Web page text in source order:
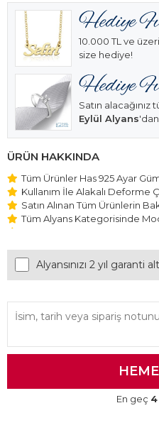
10.000 TL ve
size hediye!
Satın alacağınız
Eylül Alyans
ÜRÜN HAKKINDA
Tüm Ürünler Has 925 Ayar
Kullanım İle Alakalı Deforme
Satın Alınan Tüm Ürünlerin
Tüm Alyans Kategorisinde
Alyansınızı 2 yıl garanti
En geç